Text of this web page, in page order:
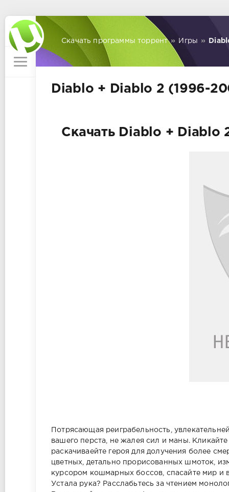
Скачать программы торрент » Игры »
Diablo + Diablo 2 (1996-
Скачать Diablo + Diablo
Потрясающая реиграбельность,
вашего перста, не жалея сил и маны.
раскачиваейте героя для долучения более
цветных, детально прорисованных шмоток,
курсором кошмарных боссов, спасайте мир и
Устала рука? Расслабьтесь за чтением